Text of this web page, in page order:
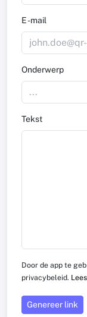
E -mail
Onderwerp
Tekst
Door de app te
privacybeleid.
Genereer link